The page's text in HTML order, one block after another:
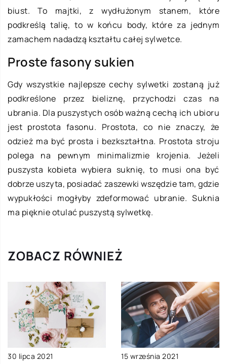
biust. To majtki, z wydłużonym stanem, które
podkreślą talię, to w końcu body, które za jednym
zamachem nadadzą kształtu całej sylwetce.
Proste fasony sukien
Gdy wszystkie najlepsze cechy sylwetki zostaną już
podkreślone przez bieliznę, przychodzi czas na
ubrania. Dla puszystych osób ważną cechą ich ubioru
jest prostota fasonu. Prostota, co nie znaczy, że
odzież ma być prosta i bezkształtna. Prostota stroju
polega na pewnym minimalizmie krojenia. Jeżeli
puszysta kobieta wybiera suknię, to musi ona być
dobrze uszyta, posiadać zaszewki wszędzie tam, gdzie
wypukłości mogłyby zdeformować ubranie. Suknia
ma pięknie otulać puszystą sylwetkę.
ZOBACZ RÓWNIEŻ
30 lipca 2021 15 września 2021